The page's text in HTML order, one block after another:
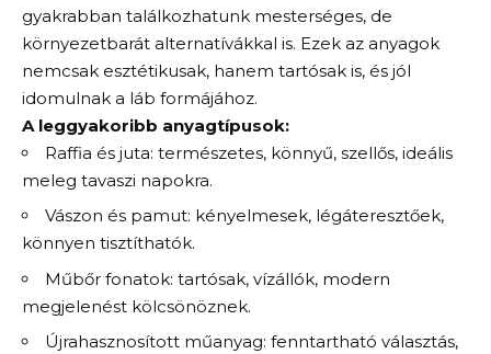
gyakrabban találkozhatunk mesterséges, de
környezetbarát alternatívákkal is. Ezek az anyagok
nemcsak esztétikusak, hanem tartósak is, és jól
idomulnak a láb formájához.
A leggyakoribb anyagtípusok:
Raffia és juta: természetes, könnyű, szellős, ideális
meleg tavaszi napokra.
Vászon és pamut: kényelmesek, légáteresztőek,
könnyen tisztíthatók.
Műbőr fonatok: tartósak, vízállók, modern
megjelenést kölcsönöznek.
Újrahasznosított műanyag: fenntartható választás,